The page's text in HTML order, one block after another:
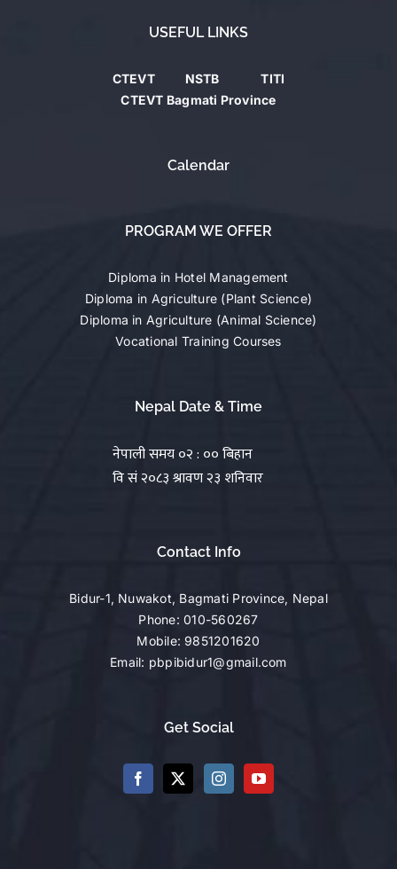
USEFUL LINKS
CTEVT NSTB
TITI
CTEVT Bagmati Province
Calendar
PROGRAM WE OFFER
Diploma in Hotel Management
Diploma in Agriculture (Plant Science)
Diploma in Agriculture (Animal Science)
Vocational Training Courses
Nepal Date & Time
Contact Info
Bidur-1, Nuwakot, Bagmati Province, Nepal
Phone:010-560267
Mobile:9851201620
Email: pbpibidur1@gmail.com
Get Social